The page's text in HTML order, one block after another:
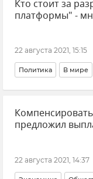
Кто стоит за
платформы" -
22 августа 2021, 15:15
Политика В мире
предложил
22 августа 2021, 14:37